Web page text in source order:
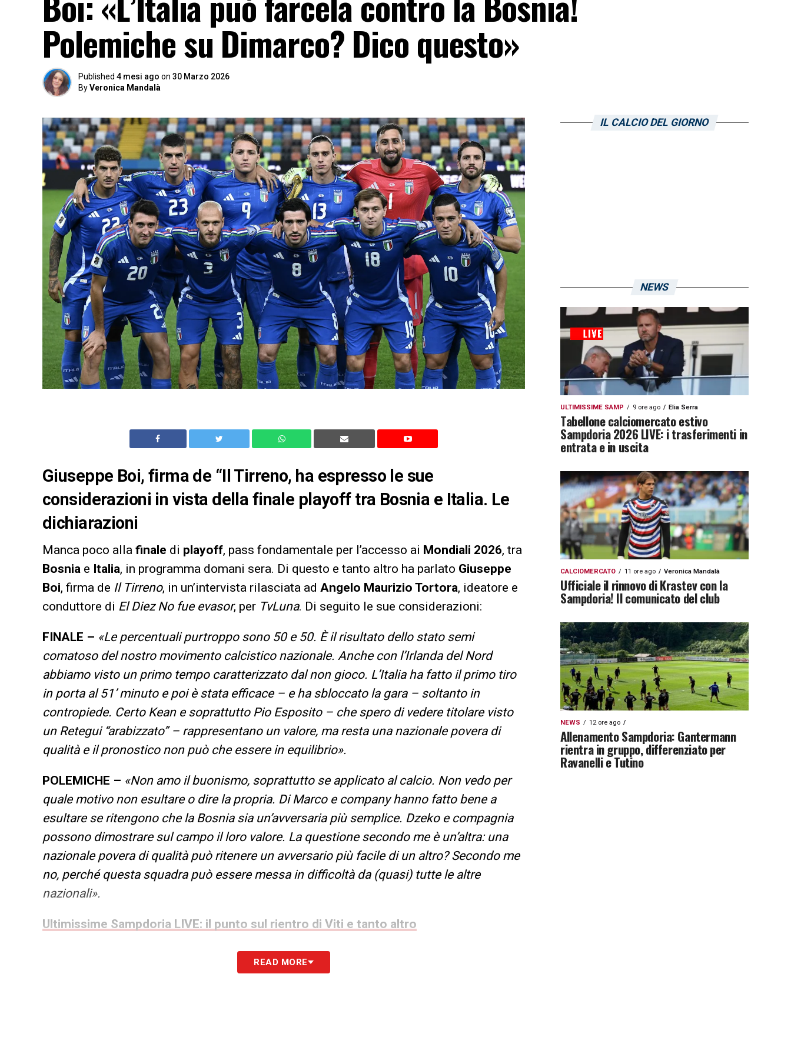
Polemiche su Dimarco? Dico questo»
Published 4 mesi ago on 30 Marzo 2026
ByVeronica Mandalà
Giuseppe Boi, firma de “Il Tirreno, ha espresso le sue
considerazioni in vista della finale playoff tra Bosnia e Italia. Le
dichiarazioni
Manca poco alla finale di playoff, pass fondamentale per l’accesso ai Mondiali 2026, tra
Bosnia e Italia, in programma domani sera. Di questo e tanto altro ha parlato Giuseppe
Boi, firma de Il Tirreno, in un’intervista rilasciata ad Angelo Maurizio Tortora, ideatore e
conduttore di El Diez No fue evasor, per TvLuna. Di seguito le sue considerazioni:
FINALE – «Le percentuali purtroppo sono 50 e 50. È il risultato dello stato semi
comatoso del nostro movimento calcistico nazionale. Anche con l’Irlanda del Nord
abbiamo visto un primo tempo caratterizzato dal non gioco. L’Italia ha fatto il primo tiro
in porta al 51’ minuto e poi è stata efficace – e ha sbloccato la gara – soltanto in
contropiede. Certo Kean e soprattutto Pio Esposito – che spero di vedere titolare visto
un Retegui “arabizzato” – rappresentano un valore, ma resta una nazionale povera di
qualità e il pronostico non può che essere in equilibrio».
POLEMICHE – «Non amo il buonismo, soprattutto se applicato al calcio. Non vedo per
quale motivo non esultare o dire la propria. Di Marco e company hanno fatto bene a
esultare se ritengono che la Bosnia sia un’avversaria più semplice. Dzeko e compagnia
possono dimostrare sul campo il loro valore. La questione secondo me è un’altra: una
nazionale povera di qualità può ritenere un avversario più facile di un altro? Secondo me
no, perché questa squadra può essere messa in difficoltà da (quasi) tutte le altre
nazionali».
Ultimissime Sampdoria LIVE: il punto sul rientro di Viti e tanto altro
READ MORE
IL CALCIO DEL GIORNO
NEWS
ULTIMISSIME SAMP 9 ore ago Elia Serra
Tabellone calciomercato estivo
Sampdoria 2026 LIVE: i trasferimenti in
entrata e in uscita
CALCIOMERCATO 11 ore ago Veronica Mandalà
Ufficiale il rinnovo di Krastev con la
Sampdoria! Il comunicato del club
NEWS 12 ore ago
Allenamento Sampdoria: Gantermann
rientra in gruppo, differenziato per
Ravanelli e Tutino